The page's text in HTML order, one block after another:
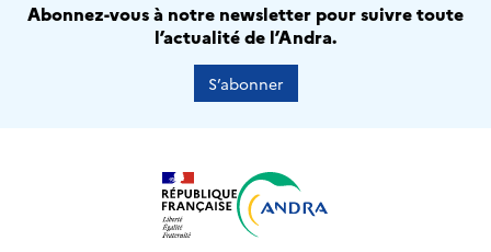
Abonnez-vous à notre newsletter pour suivre toute
l’actualité de l’Andra.
S’abonner